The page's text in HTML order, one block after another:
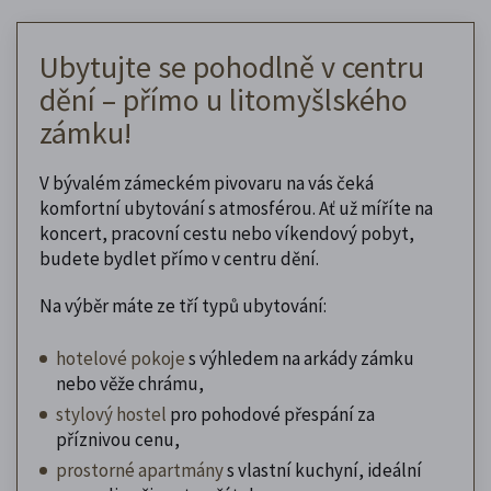
Ubytujte se pohodlně v centru
dění – přímo u litomyšlského
zámku!
V bývalém zámeckém pivovaru na vás čeká
komfortní ubytování s atmosférou. Ať už míříte na
koncert, pracovní cestu nebo víkendový pobyt,
budete bydlet přímo v centru dění.
Na výběr máte ze tří typů ubytování:
hotelové pokojes výhledem na arkády zámku
nebo věže chrámu,
stylový hostel pro pohodové přespání za
příznivou cenu,
prostorné apartmánys vlastní kuchyní, ideální